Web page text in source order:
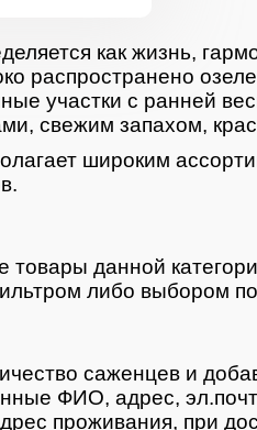
как жизнь,
распространено
участки с ранней
свежим запахом,
широким
товары данной
либо выбором
саженцев и
ФИО, адрес,
проживания, при